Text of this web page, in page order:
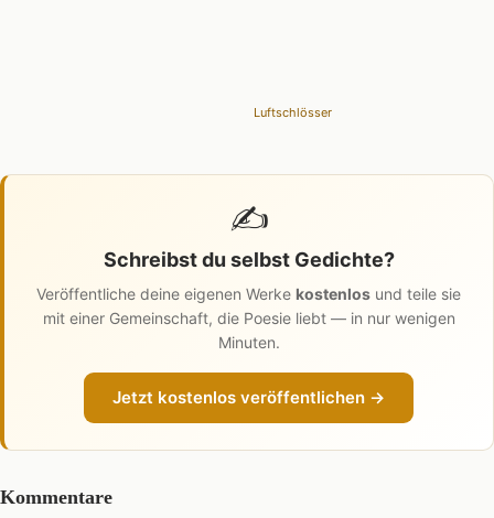
Luftschlösser
✍️
Schreibst du selbst Gedichte?
Veröffentliche deine eigenen Werke kostenlos und teile sie
mit einer Gemeinschaft, die Poesie liebt — in nur wenigen
Minuten.
Jetzt kostenlos veröffentlichen →
Kommentare